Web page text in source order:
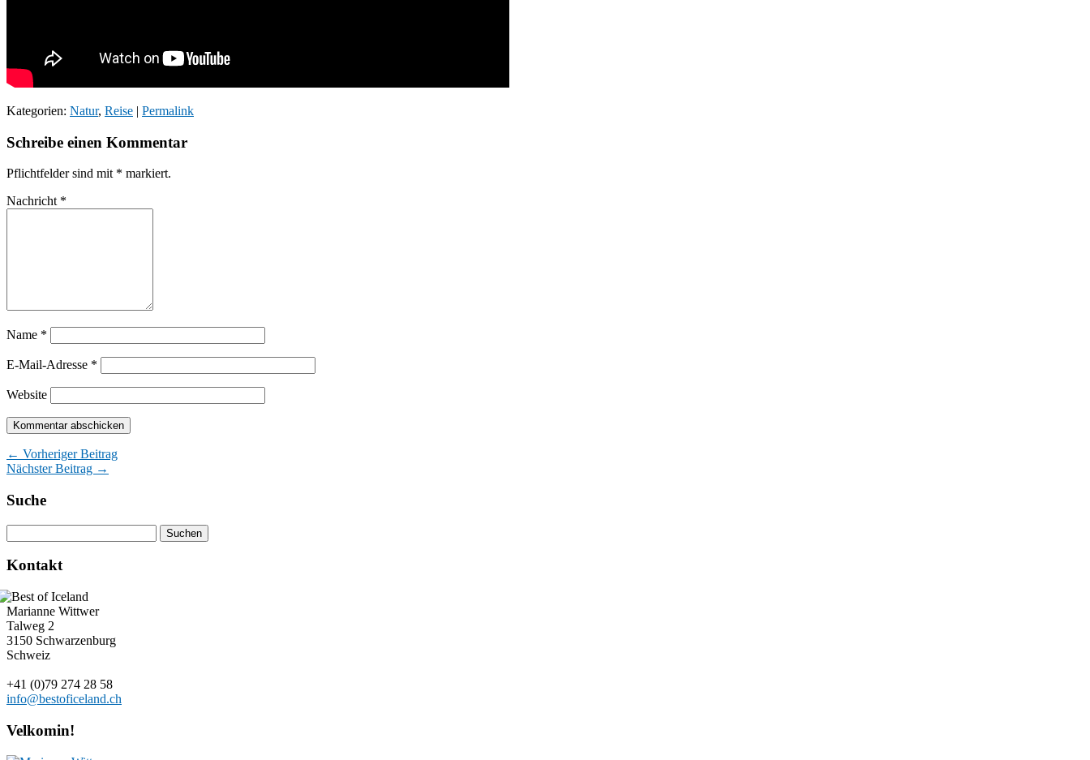
Kategorien: Natur, Reise | Permalink
Schreibe einen Kommentar
Pflichtfelder sind mit * markiert.
Nachricht *
Name *
E-Mail-Adresse *
Website
← Vorheriger Beitrag
Nächster Beitrag →
Suche
Kontakt
Marianne Wittwer
Talweg 2
3150 Schwarzenburg
Schweiz
+41 (0)79 274 28 58
info@bestoficeland.ch
Velkomin!